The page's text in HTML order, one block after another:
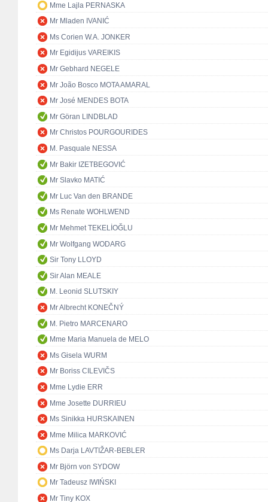
Mme Lajla PERNASKA
Mr Mladen IVANIĆ
Ms Corien W.A. JONKER
Mr Egidijus VAREIKIS
Mr Gebhard NEGELE
Mr João Bosco MOTA AMARAL
Mr José MENDES BOTA
Mr Göran LINDBLAD
Mr Christos POURGOURIDES
M. Pasquale NESSA
Mr Bakir IZETBEGOVIĆ
Mr Slavko MATIĆ
Mr Luc Van den BRANDE
Ms Renate WOHLWEND
Mr Mehmet TEKELİOĞLU
Mr Wolfgang WODARG
Sir Tony LLOYD
Sir Alan MEALE
M. Leonid SLUTSKIY
Mr Albrecht KONEČNÝ
M. Pietro MARCENARO
Mme Maria Manuela de MELO
Ms Gisela WURM
Mr Boriss CILEVIČS
Mme Lydie ERR
Mme Josette DURRIEU
Ms Sinikka HURSKAINEN
Mme Milica MARKOVIĆ
Ms Darja LAVTIŽAR-BEBLER
Mr Björn von SYDOW
Mr Tadeusz IWIŃSKI
Mr Tiny KOX